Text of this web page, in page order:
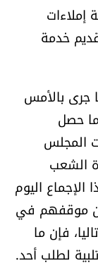
إملاءات
خدمة
جرى بالأمس
حصل
المجلس
الشعب
اليوم
موقفهم في
فإن ما
لطلب أحد.